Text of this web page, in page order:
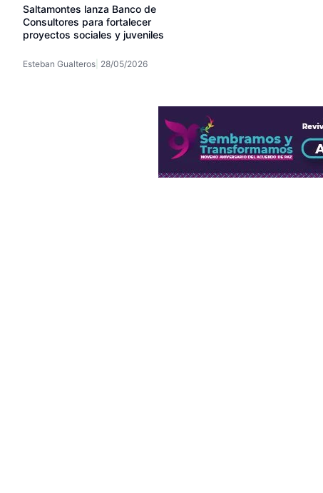
Saltamontes lanza Banco de
Consultores para fortalecer
proyectos sociales y juveniles
Esteban Gualteros 28/05/2026